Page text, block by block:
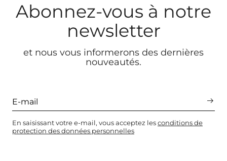
Abonnez-vous à notre
newsletter
et nous vous informerons des dernières
nouveautés.
En saisissant votre e-mail, vous acceptez lesconditions de
protection des données personnelles